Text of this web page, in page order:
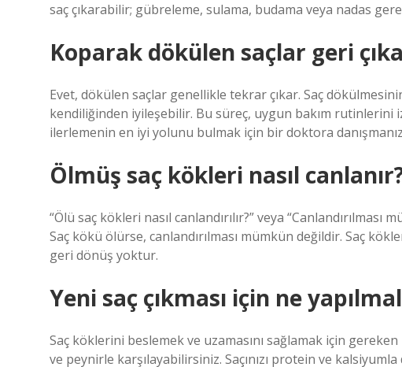
saç çıkarabilir; gübreleme, sulama, budama veya nadas
Koparak dökülen saçlar geri
Evet, dökülen saçlar genellikle tekrar çıkar. Saç
kendiliğinden iyileşebilir. Bu süreç, uygun bakım rutinlerini
ilerlemenin en iyi yolunu bulmak için bir doktora
Ölmüş saç kökleri nasıl
“Ölü saç kökleri nasıl canlandırılır?” veya
Saç kökü ölürse, canlandırılması mümkün değildir. Saç
geri dönüş yoktur.
Yeni saç çıkması için ne
Saç köklerini beslemek ve uzamasını sağlamak için
ve peynirle karşılayabilirsiniz. Saçınızı protein ve